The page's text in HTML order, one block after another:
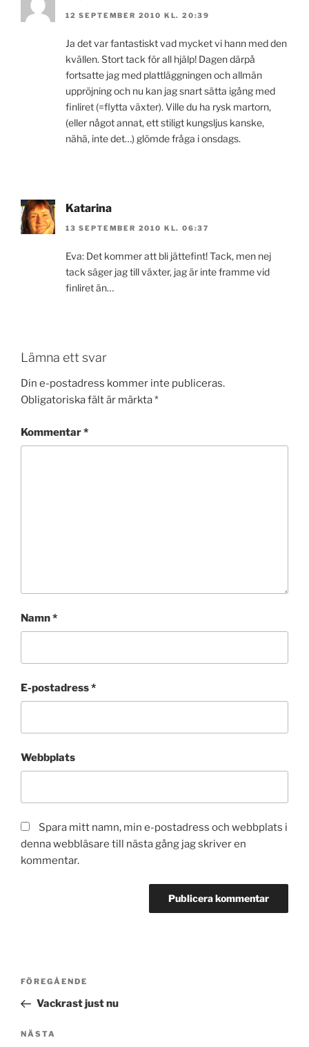
12 SEPTEMBER 2010 KL. 20:39
Ja det var fantastiskt vad mycket vi hann med den
kvällen. Stort tack för all hjälp! Dagen därpå
fortsatte jag med plattläggningen och allmän
uppröjning och nu kan jag snart sätta igång med
finliret (=flytta växter). Ville du ha rysk martorn,
(eller något annat, ett stiligt kungsljus kanske,
nähä, inte det…) glömde fråga i onsdags.
Katarina
13 SEPTEMBER 2010 KL. 06:37
Eva: Det kommer att bli jättefint! Tack, men nej
tack säger jag till växter, jag är inte framme vid
finliret än…
Lämna ett svar
Din e-postadress kommer inte publiceras.
Obligatoriska fält är märkta*
Kommentar*
Namn*
E-postadress*
Webbplats
Spara mitt namn, min e-postadress och webbplats i
denna webbläsare till nästa gång jag skriver en
kommentar.
Inläggsnavigering
Föregående
inlägg
FÖREGÅENDE
Vackrast just nu
Nästa
NÄSTA